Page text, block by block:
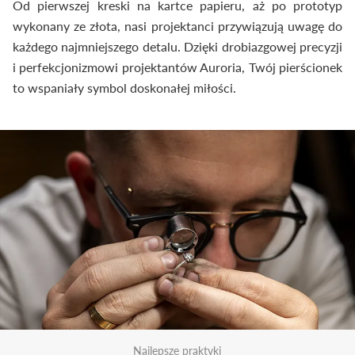
Od pierwszej kreski na kartce papieru, aż po prototyp
wykonany ze złota, nasi projektanci przywiązują uwagę do
każdego najmniejszego detalu. Dzięki drobiazgowej precyzji
i perfekcjonizmowi projektantów Auroria, Twój pierścionek
to wspaniały symbol doskonałej miłości.
Najlepsze praktyki